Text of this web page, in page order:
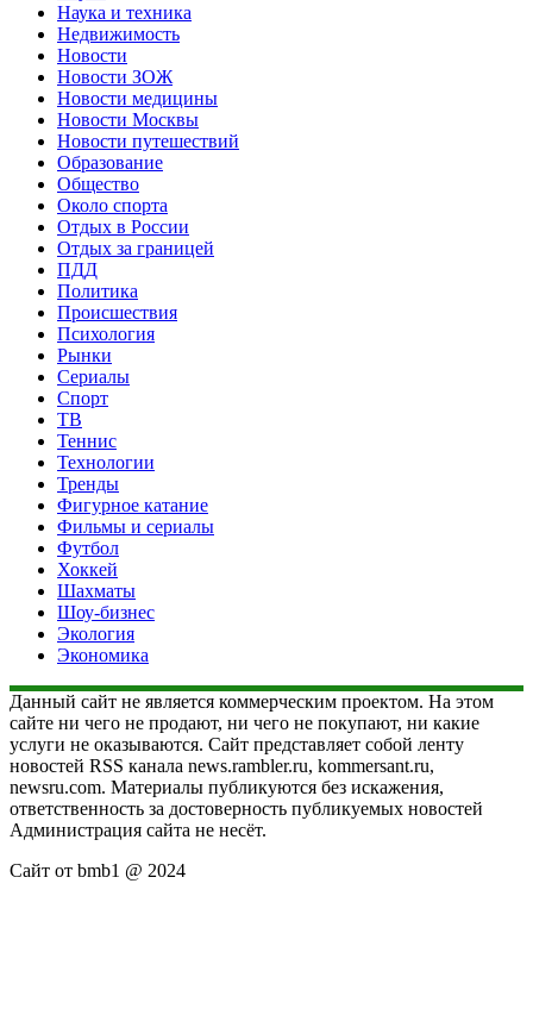
Наука и техника
Недвижимость
Новости
Новости ЗОЖ
Новости медицины
Новости Москвы
Новости путешествий
Образование
Общество
Около спорта
Отдых в России
Отдых за границей
ПДД
Политика
Происшествия
Психология
Рынки
Сериалы
Спорт
ТВ
Теннис
Технологии
Тренды
Фигурное катание
Фильмы и сериалы
Футбол
Хоккей
Шахматы
Шоу-бизнес
Экология
Экономика
Данный сайт не является коммерческим проектом. На этом
сайте ни чего не продают, ни чего не покупают, ни какие
услуги не оказываются. Сайт представляет собой ленту
новостей RSS канала news.rambler.ru, kommersant.ru,
newsru.com. Материалы публикуются без искажения,
ответственность за достоверность публикуемых новостей
Администрация сайта не несёт.
Сайт от bmb1 @ 2024